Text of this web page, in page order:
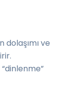
dolaşımı ve